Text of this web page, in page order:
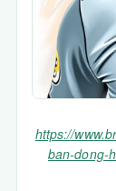
https://
ban-dong-